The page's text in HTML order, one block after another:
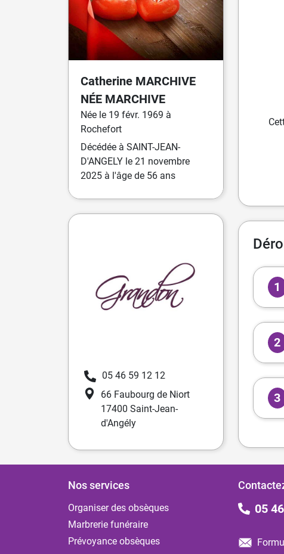
Catherine MARCHIVE
NÉE MARCHIVE
Née le 19 févr. 1969 à
Rochefort
Décédée à SAINT-JEAN-
D'ANGELY le 21 novembre
2025 à l'âge de 56 ans
05 46 59 12 12
66 Faubourg de Niort
17400 Saint-Jean-
d'Angély
1
2
3
Nos services
Organiser des obsèques
Marbrerie funéraire
Prévoyance obsèques
05